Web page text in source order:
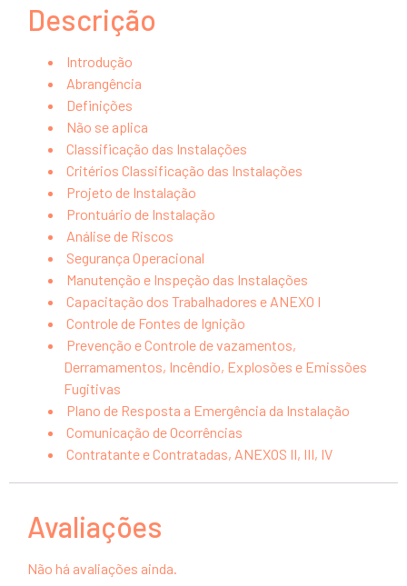
Descrição
Introdução
Abrangência
Definições
Não se aplica
Classificação das Instalações
Critérios Classificação das Instalações
Projeto de Instalação
Prontuário de Instalação
Análise de Riscos
Segurança Operacional
Manutenção e Inspeção das Instalações
Capacitação dos Trabalhadores e ANEXO I
Controle de Fontes de Ignição
Prevenção e Controle de vazamentos,
Derramamentos, Incêndio, Explosões e Emissões
Fugitivas
Plano de Resposta a Emergência da Instalação
Comunicação de Ocorrências
Contratante e Contratadas, ANEXOS II, III, IV
Avaliações
Não há avaliações ainda.